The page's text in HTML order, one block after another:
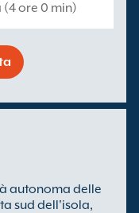
(4 ore 0 min)
autonoma delle
sud dell'isola,